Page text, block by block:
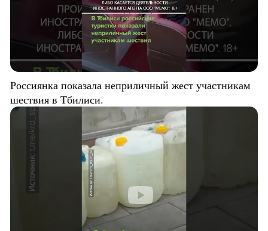
Россиянка показала неприличный жест участникам
шествия в Тбилиси.